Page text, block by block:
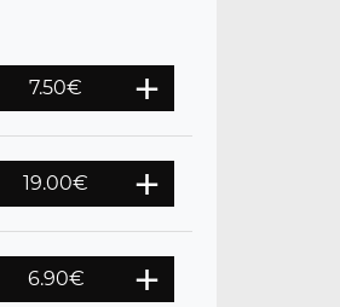
7.50€
19.00€
6.90€